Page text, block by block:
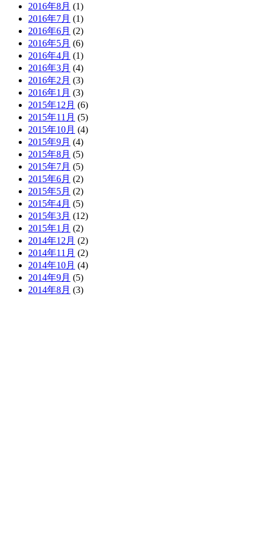
2016年8月 (1)
2016年7月 (1)
2016年6月 (2)
2016年5月 (6)
2016年4月 (1)
2016年3月 (4)
2016年2月 (3)
2016年1月 (3)
2015年12月 (6)
2015年11月 (5)
2015年10月 (4)
2015年9月 (4)
2015年8月 (5)
2015年7月 (5)
2015年6月 (2)
2015年5月 (2)
2015年4月 (5)
2015年3月 (12)
2015年1月 (2)
2014年12月 (2)
2014年11月 (2)
2014年10月 (4)
2014年9月 (5)
2014年8月 (3)